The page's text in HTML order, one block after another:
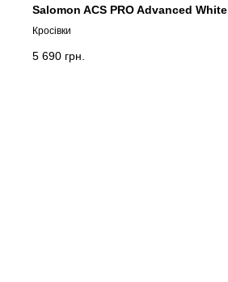
Salomon ACS PRO Advanced White
Кросівки
5 690 грн.